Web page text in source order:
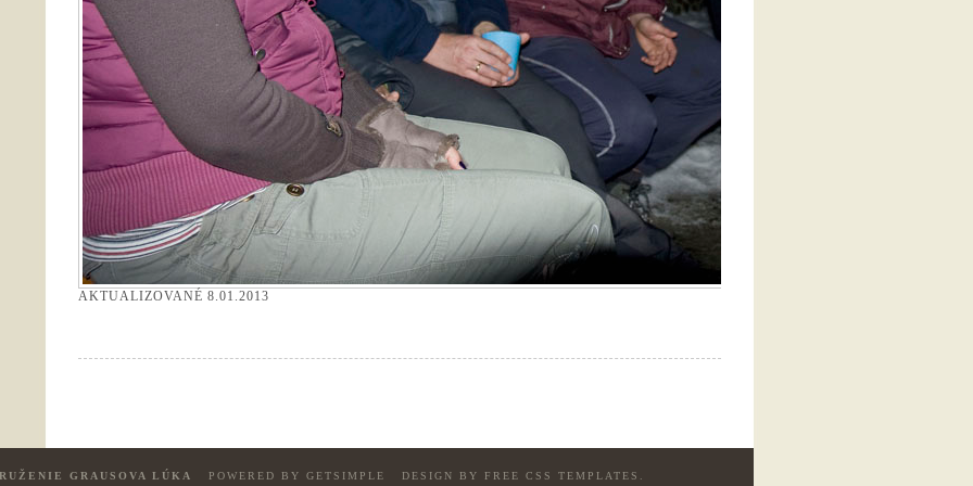
AKTUALIZOVANÉ 8.01.2013
GRAUSOVA LÚKA POWERED BY GETSIMPLE DESIGN BY FREE CSS TEMPLATES